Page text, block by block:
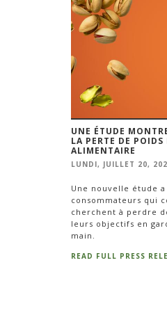
UNE ÉTUDE
LA PERTE DE POIDS
ALIMENTAIRE
LUNDI, JUILLET 20,
Une nouvelle étude
consommateurs qui
cherchent à perdre
leurs objectifs en
main.
READ FULL PRESS